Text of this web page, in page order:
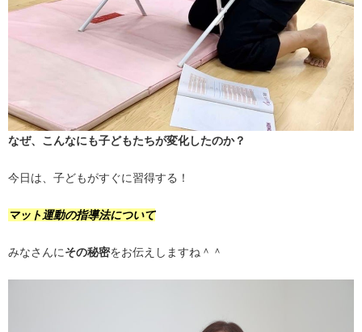
なぜ、こんなにも子どもたちが変化したのか？
今日は、子どもがすぐに習得する！
マット運動の指導法について
みなさんにその秘密をお伝えしますね＾＾